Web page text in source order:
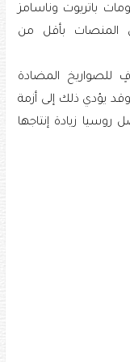
باتريوت وناسامز
المنصات بأقل من
للصواريخ المضادة
وقد يؤدي ذلك إلى أزمة
زيادة إنتاجها